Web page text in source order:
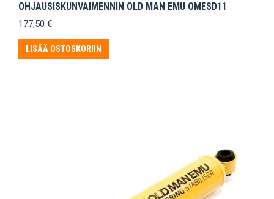
OHJAUSISKUNVAIMENNIN OLD MAN EMU OMESD11
177,50 €
LISÄÄ OSTOSKORIIN